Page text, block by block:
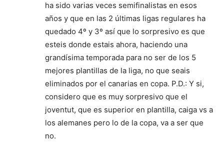
ha sido varias veces semifinalistas en esos
años y que en las 2 últimas ligas regulares ha
quedado 4º y 3º así que lo sorpresivo es que
esteis donde estais ahora, haciendo una
grandísima temporada para no ser de los 5
mejores plantillas de la liga, no que seais
eliminados por el canarias en copa. P.D.: Y si,
considero que es muy sorpresivo que el
joventut, que es superior en plantilla, caiga vs a
los alemanes pero lo de la copa, va a ser que
no.